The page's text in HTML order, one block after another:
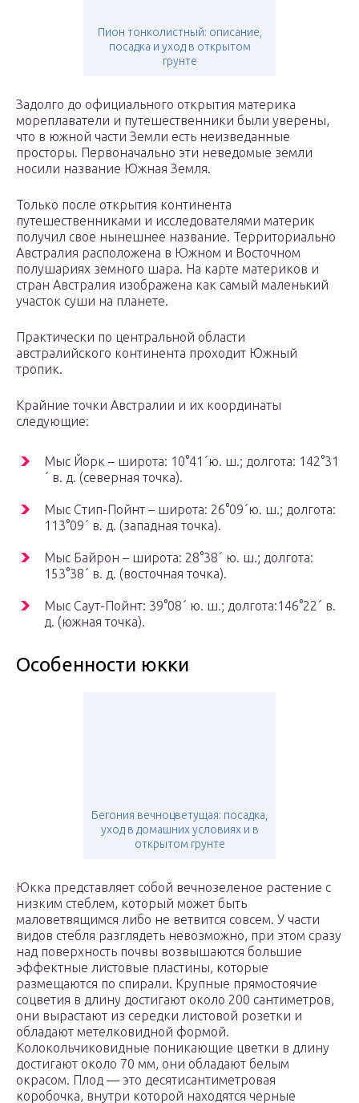
Пион тонколистный: описание,
посадка и уход в открытом
грунте
Задолго до официального открытия материка
мореплаватели и путешественники были уверены,
что в южной части Земли есть неизведанные
просторы. Первоначально эти неведомые земли
носили название Южная Земля.
Только после открытия континента
путешественниками и исследователями материк
получил свое нынешнее название. Территориально
Австралия расположена в Южном и Восточном
полушариях земного шара. На карте материков и
стран Австралия изображена как самый маленький
участок суши на планете.
Практически по центральной области
австралийского континента проходит Южный
тропик.
Крайние точки Австралии и их координаты
следующие:
Мыс Йорк – широта: 10°41´ю. ш.; долгота: 142°31
´ в. д. (северная точка).
Мыс Стип-Пойнт – широта: 26°09´ю. ш.; долгота:
113°09´ в. д. (западная точка).
Мыс Байрон – широта: 28°38´ ю. ш.; долгота:
153°38´ в. д. (восточная точка).
Мыс Саут-Пойнт: 39°08´ ю. ш.; долгота:146°22´ в.
д. (южная точка).
Особенности юкки
Бегония вечноцветущая: посадка,
уход в домашних условиях и в
открытом грунте
Юкка представляет собой вечнозеленое растение с
низким стеблем, который может быть
маловетвящимся либо не ветвится совсем. У части
видов стебля разглядеть невозможно, при этом сразу
над поверхность почвы возвышаются большие
эффектные листовые пластины, которые
размещаются по спирали. Крупные прямостоячие
соцветия в длину достигают около 200 сантиметров,
они вырастают из середки листовой розетки и
обладают метелковидной формой.
Колокольчиковидные поникающие цветки в длину
достигают около 70 мм, они обладают белым
окрасом. Плод ― это десятисантиметровая
коробочка, внутри которой находятся черные